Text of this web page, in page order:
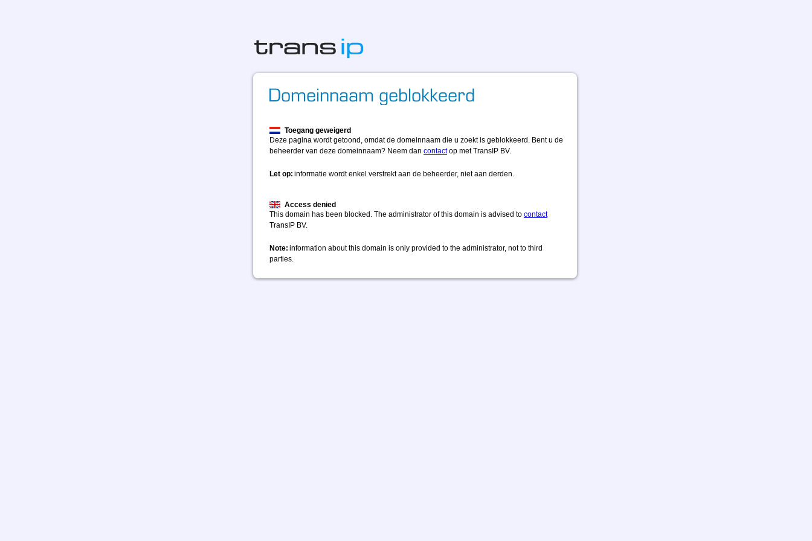
Toegang geweigerd
Deze pagina wordt getoond, omdat de domeinnaam die u zoekt is geblokkeerd. Bent u de
beheerder van deze domeinnaam? Neem dan contactop met TransIP BV.
Let op: informatie wordt enkel verstrekt aan de beheerder, niet aan derden.
Access denied
This domain has been blocked. The administrator of this domain is advised to contact
TransIP BV.
Note: information about this domain is only provided to the administrator, not to third
parties.